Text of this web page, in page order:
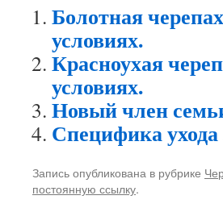
Болотная
условиях.
Красноухая
условиях.
Новый член
Специфика
Запись опубликована в рубрике
постоянную ссылку.